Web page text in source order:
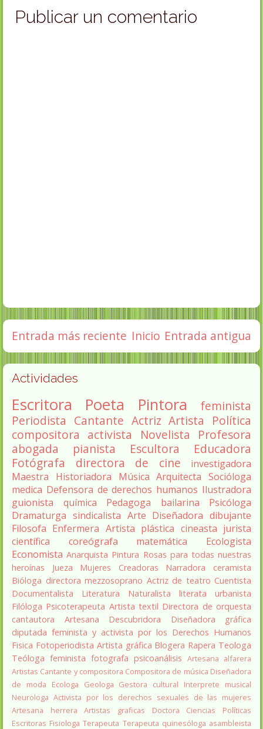
Publicar un comentario
Entrada más reciente Entrada antigua
Inicio
Actividades
Escritora Poeta Pintora
feminista
Periodista Cantante Actriz Artista
Política
compositora activista Novelista
Profesora
abogada
pianista Escultora
Educadora
Fotógrafa
directora de cine
investigadora
Maestra
Historiadora Música Arquitecta Socióloga
medica Defensora de derechos humanos Ilustradora
guionista
química Pedagoga bailarina
Psicóloga
Dramaturga sindicalista Arte Diseñadora dibujante
Filosofa Enfermera Artista plástica cineasta jurista
científica
coreógrafa matemática
Ecologista
Economista Anarquista Pintura Rosas para todas nuestras
heroínas
Jueza Mujeres Creadoras Narradora
ceramista
Bióloga directora mezzosoprano Actriz de teatro Cuentista
Documentalista
Literatura Naturalista literata
urbanista
Filóloga Psicoterapeuta Artista textil Directora de orquesta
cantautora
Artesana Descubridora
Diseñadora gráfica
diputada feminista y activista por los Derechos Humanos
Fisica Fotoperiodista Artista gráfica Blogera Rapera Teologa
Teóloga feminista fotografa psicoanálisis Artesana alfarera
Artistas Cantante y compositora Compositora de música Diseñadora
de moda
Ecologa Geologa Gestora cultural
Interprete musical
Neurologa Activista por los derechos sexuales de las mujeres
Artesana herrera
Artistas graficas
Doctora Ciencias Políticas
Escritoras Fisiologa Terapeuta Terapeuta quinesóloga asambleista